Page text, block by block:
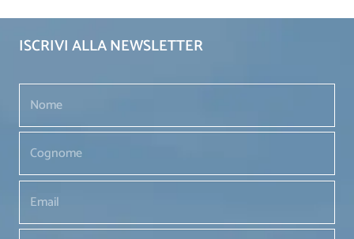
ISCRIVI ALLA NEWSLETTER